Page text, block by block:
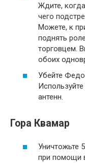
Ждите,
чего
Можете, к
поднять
торговцем.
обоих
Убейте
антенн.
Гора Квамар
Уничтожьте
при помощи